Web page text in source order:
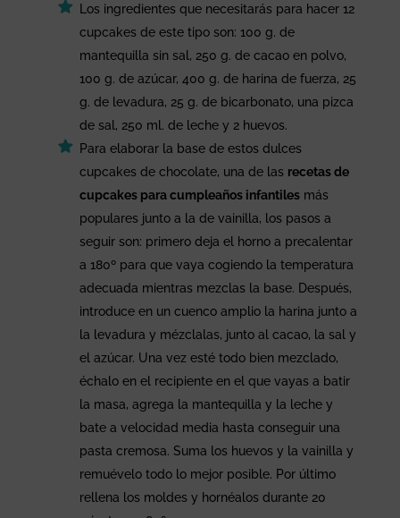
Los ingredientes que necesitarás para hacer 12
cupcakes de este tipo son: 100 g. de
mantequilla sin sal, 250 g. de cacao en polvo,
100 g. de azúcar, 400 g. de harina de fuerza, 25
g. de levadura, 25 g. de bicarbonato, una pizca
de sal, 250 ml. de leche y 2 huevos.
Para elaborar la base de estos dulces
cupcakes de chocolate, una de las recetas de
cupcakes para cumpleaños infantilesmás
populares junto a la de vainilla, los pasos a
seguir son: primero deja el horno a precalentar
a 180º para que vaya cogiendo la temperatura
adecuada mientras mezclas la base. Después,
introduce en un cuenco amplio la harina junto a
la levadura y mézclalas, junto al cacao, la sal y
el azúcar. Una vez esté todo bien mezclado,
échalo en el recipiente en el que vayas a batir
la masa, agrega la mantequilla y la leche y
bate a velocidad media hasta conseguir una
pasta cremosa. Suma los huevos y la vainilla y
remuévelo todo lo mejor posible. Por último
rellena los moldes y hornéalos durante 20